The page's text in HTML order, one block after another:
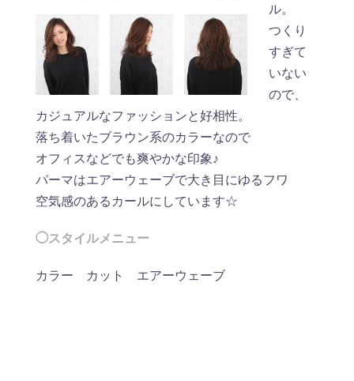
ル。
つくり
すぎて
いない
ので、
カジュアルなファッションと好相性。
落ち着いたブラウン系のカラーなので
オフィスなどでも爽やかな印象♪
パーマはエアーウェーブで大き目にゆるフワ
空気感のあるカールにしています☆
◯スタイルメニュー
カラー カット エアーウェーブ